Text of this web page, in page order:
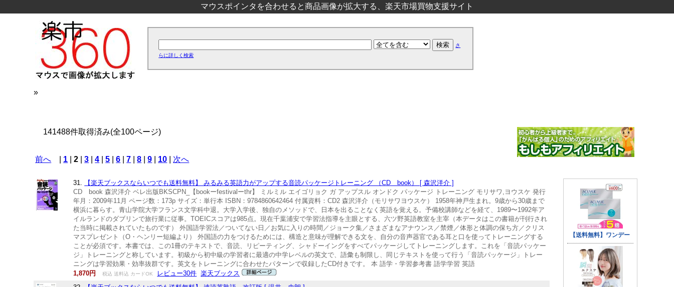
マウスポインタを合わせると商品画像が拡大する、楽天市場買物支援サイト
さ
らに詳しく検索
»
141488件取得済み(全100ページ)
前へ 1 |2 |3 |4 |5 |6 |7 |8 |9 10 次へ
31.
【楽天ブックスならいつでも送料無料】 みるみる英語力がアップする音読パッケージトレーニング （CD book） [ 森沢洋介 ]
CD book 森沢洋介 ベレ出版BKSCPN_【bookーfestivalーthr】 ミルミル エイゴリョク ガ アップスル オンドク パッケージ トレーニング モリサワ,ヨウスケ 発行
年月：2009年11月 ページ数：173p サイズ：単行本 ISBN：9784860642464 付属資料：CD2 森沢洋介（モリサワヨウスケ） 1958年神戸生まれ。9歳から30歳まで
横浜に暮らす。青山学院大学フランス文学科中退。大学入学後、独自のメソッドで、日本を出ることなく英語を覚える。予備校講師などを経て、1989〜1992年ア
イルランドのダブリンで旅行業に従事。TOEICスコアは985点。現在千葉浦安で学習法指導を主眼とする、六ツ野英語教室を主宰（本データはこの書籍が刊行され
た当時に掲載されていたものです） 外国語学習法／ついてない日／お気に入りの時間／ジョーク集／さまざまなアナウンス／禁煙／体形と体調の保ち方／クリス
マスプレゼント（O・ヘンリー短編より） 外国語の力をつけるためには、構造と意味が理解できる文を、自分の音声器官である耳と口を使ってトレーニングする
ことが必須です。本書では、この1冊のテキストで、音読、リピーティング、シャドーイングをすべてパッケージしてトレーニングします。これを「音読パッケー
ジ」トレーニングと称しています。初級から初中級の学習者に最適の中学レベルの英文で、語彙も制限し、同じテキストを使って行う「音読パッケージ」トレー
ニングは学習効果・効率抜群です。英文をトレーニングに合わせたパターンで収録したCD付きです。 本 語学・学習参考書 語学学習 英語
1,870円
税込 送料込 カードOK レビュー30件 楽天ブックス